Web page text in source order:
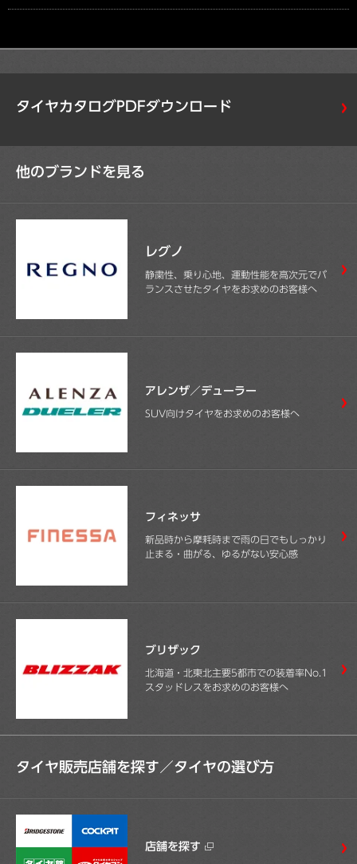
タイヤカタログPDFダウンロード
他のブランドを見る
レグノ
静粛性、乗り心地、運動性能を高次元でバ
ランスさせたタイヤをお求めのお客様へ
アレンザ／デューラー
SUV向けタイヤをお求めのお客様へ
フィネッサ
新品時から摩耗時まで雨の日でもしっかり
止まる・曲がる、ゆるがない安心感
ブリザック
北海道・北東北主要5都市での装着率No.1
スタッドレスをお求めのお客様へ
タイヤ販売店舗を探す／タイヤの選び方
店舗を探す